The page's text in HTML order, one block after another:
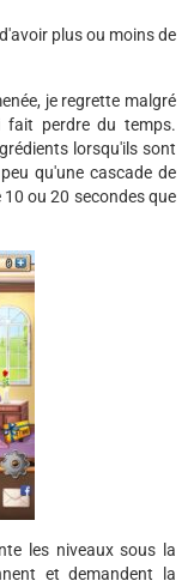
plus ou moins de
je regrette malgré
fait perdre du temps.
lorsqu'ils sont
qu'une cascade de
ou 20 secondes que
les niveaux sous la
et demandent la